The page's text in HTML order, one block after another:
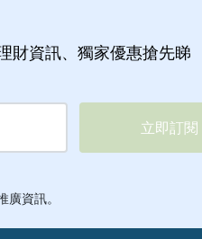
財資訊、獨家優惠搶先睇